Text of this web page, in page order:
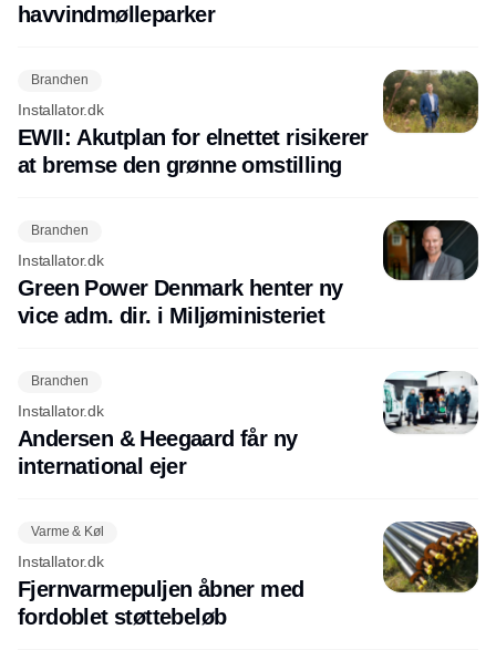
havvindmølleparker
Branchen
Installator.dk
EWII: Akutplan for elnettet risikerer
at bremse den grønne omstilling
Branchen
Installator.dk
Green Power Denmark henter ny
vice adm. dir. i Miljøministeriet
Branchen
Installator.dk
Andersen & Heegaard får ny
international ejer
Varme & Køl
Installator.dk
Fjernvarmepuljen åbner med
fordoblet støttebeløb